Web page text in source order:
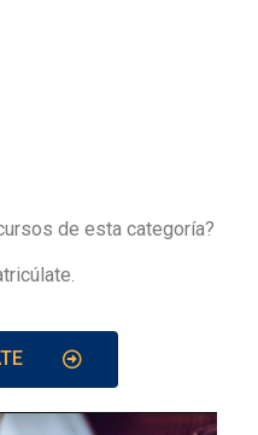
de esta categoría?